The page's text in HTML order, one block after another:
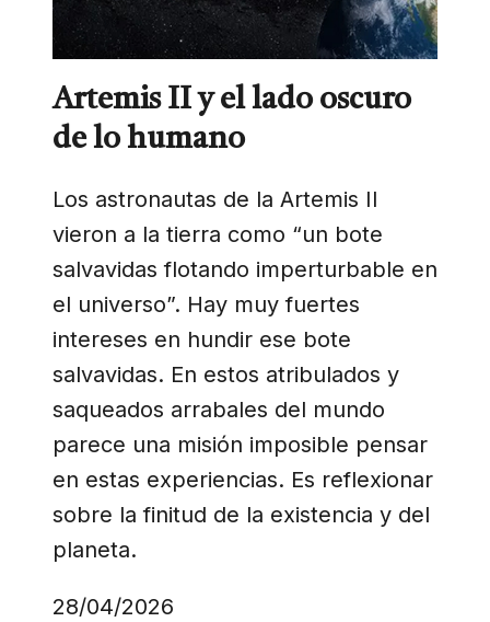
Artemis II y el lado oscuro
de lo humano
Los astronautas de la Artemis II
vieron a la tierra como “un bote
salvavidas flotando imperturbable en
el universo”. Hay muy fuertes
intereses en hundir ese bote
salvavidas. En estos atribulados y
saqueados arrabales del mundo
parece una misión imposible pensar
en estas experiencias. Es reflexionar
sobre la finitud de la existencia y del
planeta.
28/04/2026